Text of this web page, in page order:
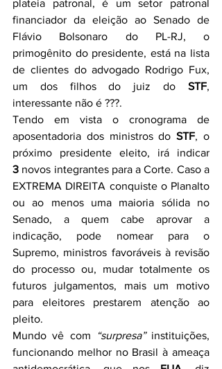
plateia patronal, é um setor patronal
financiador da eleição ao Senado de
Flávio Bolsonaro do PL-RJ, o
primogênito do presidente, está na lista
de clientes do advogado Rodrigo Fux,
um dos filhos do juiz do STF,
interessante não é ???.
Tendo em vista o cronograma de
aposentadoria dos ministros do STF, o
3 novos integrantes para a Corte. Caso a
EXTREMA DIREITA conquiste o Planalto
ou ao menos uma maioria sólida no
Senado, a quem cabe aprovar a
indicação, pode nomear para o
Supremo, ministros favoráveis à revisão
do processo ou, mudar totalmente os
futuros julgamentos, mais um motivo
para eleitores prestarem atenção ao
pleito.
Mundo vê com
“surpresa” instituições,
funcionando melhor no Brasil à ameaça